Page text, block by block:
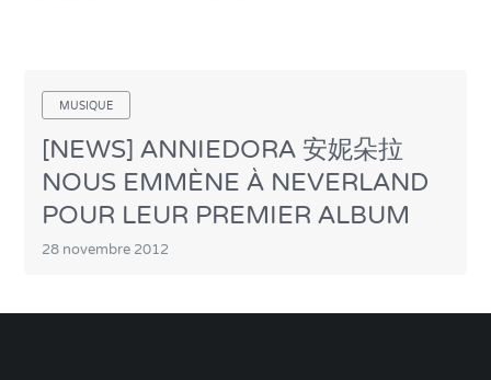
MUSIQUE
[NEWS] ANNIEDORA 安妮朵拉
NOUS EMMÈNE À NEVERLAND
POUR LEUR PREMIER ALBUM
28 novembre 2012